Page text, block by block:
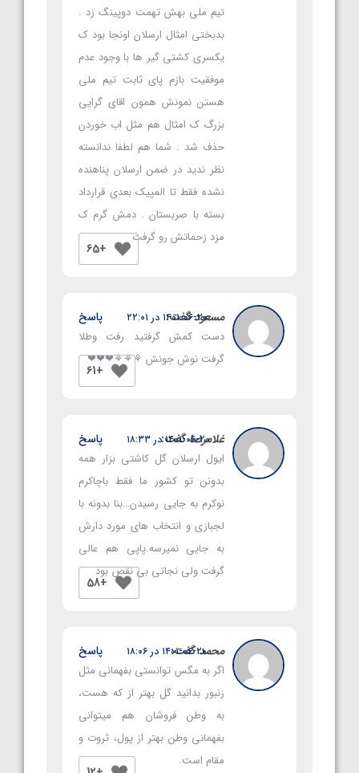
تیم ملی بهش تهمت دوپینگ زد .
بدبختی امثال ارسلان اونجا بود ک
یکسری کشتی گیر ها با وجود عدم
موفقیت بازم پای ثابت تیم ملی
هستن نمونش همون اقای گرایی
بزرگ ک امثال هم مثل اب خوردن
حذف شد . شما هم لطفا ندانسته
نظر ندید در ضمن ارسلان پناهنده
نشده فقط تا المپیک بعدی قرارداد
بسته با صربستان . دمش گرم ک
مزد زحماتش رو گرفت
+65
مسعودگفت:
۱۴۰۱-۰۶-۲۰ در ۲۲:۰۱
دست کمش گرفتید رفت وطلا
گرفت نوش جونش ⚘⚘⚘❤❤❤
+61
پاسخ
غلامرضاگفت:
۱۴۰۱-۰۶-۲۰ در ۱۸:۳۳
ایول ارسلان گل کاشتی بزار همه
بدونن تو کشور ما فقط باچاکرم
نوکرم به جایی رسیدن…بنا بدونه با
لجبازی و انتخاب های مورد دارش
به جایی نمیرسه.پاپی هم عالی
گرفت ولی نجاتی بی نقص بود
+58
پاسخ
محمدگفت:
۱۴۰۱-۰۶-۲۰ در ۱۸:۰۶
اگر به مگس توانستی بفهمانی مثل
زنبور بدانید گل بهتر از که هست،
به وطن فروشان هم میتوانی
بفهمانی وطن بهتر از پول، ثروت و
مقام است.
پاسخ